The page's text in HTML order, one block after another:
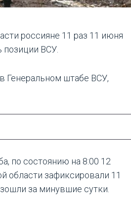
россияне 11 раз 11 июня
позиции ВСУ.
Генеральном штабе ВСУ,
по состоянию на 8:00 12
области зафиксировали 11
за минувшие сутки.